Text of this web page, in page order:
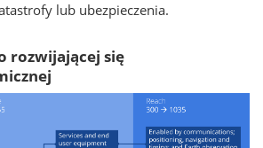
lub ubezpieczenia.
rozwijającej się